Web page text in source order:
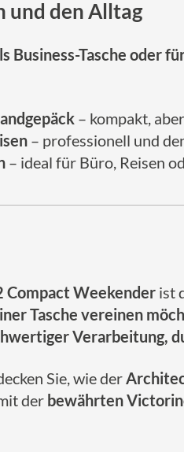
und den Alltag
Business-Tasche oder
– kompakt,
– professionell und
– ideal für Büro, Reisen
Weekender ist
Tasche vereinen
Verarbeitung,
Sie, wie der
der bewährten